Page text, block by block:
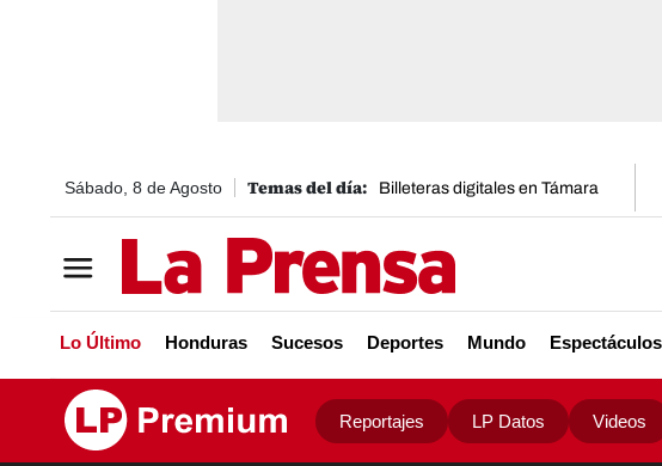
Sábado, 8 de Agosto Billeteras digitales en Támara
Lo Último Honduras Sucesos Deportes Mundo Espectáculos
Reportajes LP Datos Videos